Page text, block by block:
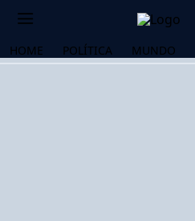
HOME POLÍTICA MUNDO